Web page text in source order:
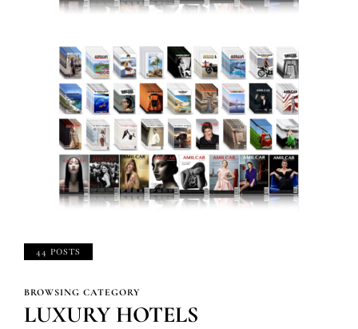
44 POSTS
BROWSING CATEGORY
LUXURY HOTELS